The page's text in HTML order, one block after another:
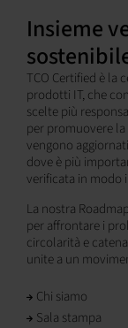
Insieme
TCO Certified è la
prodotti IT, che
scelte più
per promuovere
vengono
dove è più
verificata in modo
La nostra
per affrontare i
circolarità e
unite a un
Chi siamo
Sala stampa